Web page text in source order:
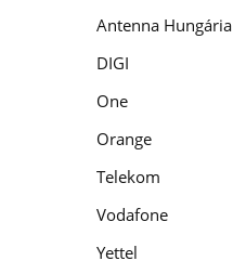
Antenna Hungária
DIGI
One
Orange
Telekom
Vodafone
Yettel